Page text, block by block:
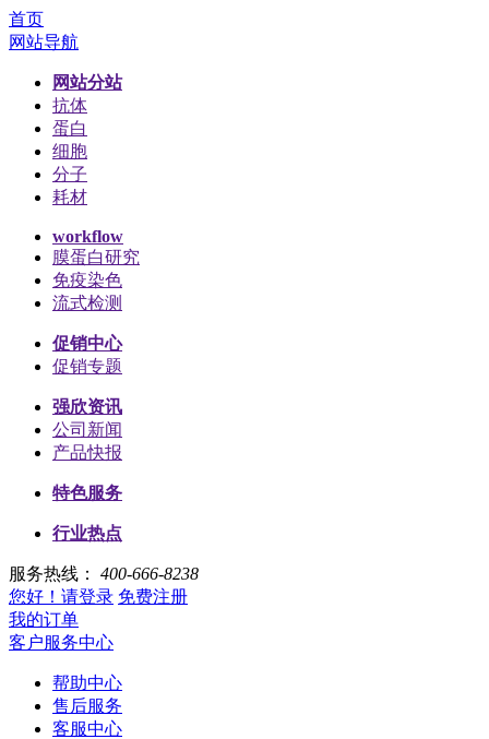
首页
网站导航
网站分站
抗体
蛋白
细胞
分子
耗材
workflow
膜蛋白研究
免疫染色
流式检测
促销中心
促销专题
强欣资讯
公司新闻
产品快报
特色服务
行业热点
服务热线： 400-666-8238
您好！请登录 免费注册
我的订单
客户服务中心
帮助中心
售后服务
客服中心